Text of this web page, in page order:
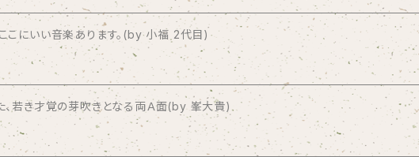
こにいい音楽あります。(by 小福 2代目)
、若き才覚の芽吹きとなる両Ａ面(by 峯大貴)